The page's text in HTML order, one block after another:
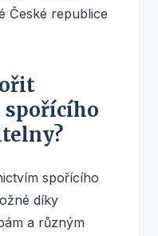
České republice
spořícího
díky
a různým